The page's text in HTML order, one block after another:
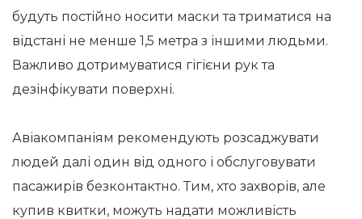
будуть постійно носити маски та триматися на
відстані не менше 1,5 метра з іншими людьми.
Важливо дотримуватися гігієни рук та
дезінфікувати поверхні.
Авіакомпаніям рекомендують розсаджувати
людей далі один від одного і обслуговувати
пасажирів безконтактно. Тим, хто захворів, але
купив квитки, можуть надати можливість